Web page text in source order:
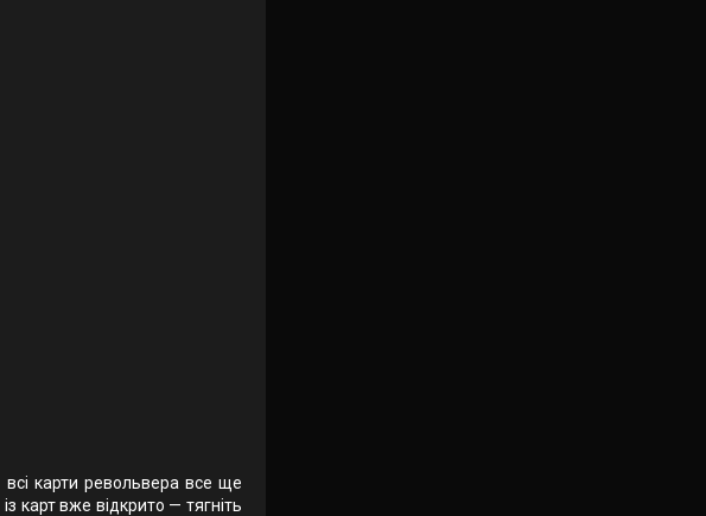
всі карти револьвера все ще
карт вже відкрито — тягніть